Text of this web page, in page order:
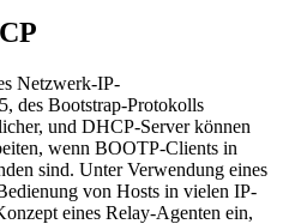
Netzwerk-IP-
des Bootstrap-Protokolls
und DHCP-Server können
wenn BOOTP-Clients in
sind. Unter Verwendung eines
von Hosts in vielen IP-
eines Relay-Agenten ein,